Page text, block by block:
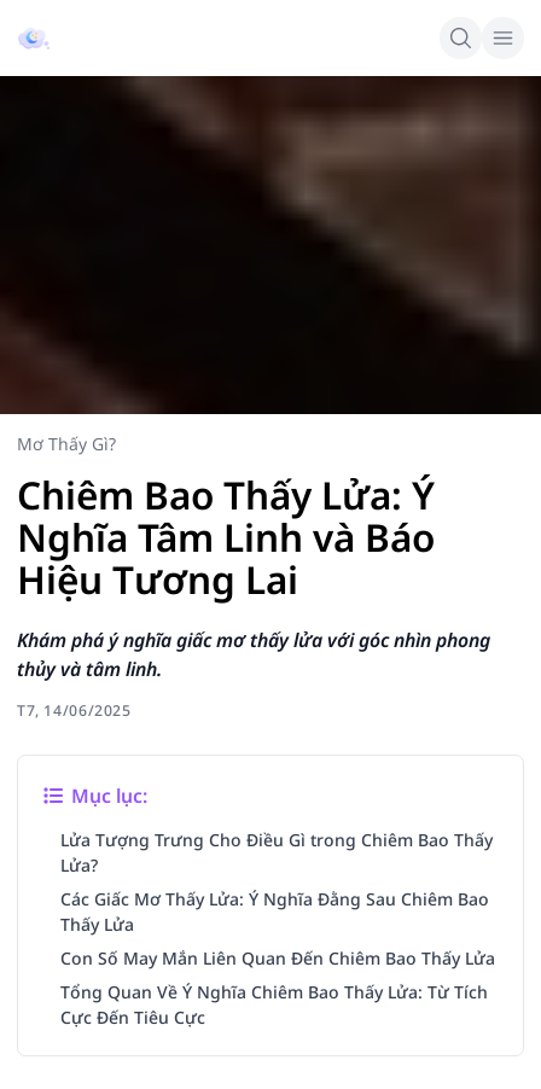
Mơ Thấy Gì?
Chiêm Bao Thấy Lửa: Ý
Nghĩa Tâm Linh và Báo
Hiệu Tương Lai
Khám phá ý nghĩa giấc mơ thấy lửa với góc nhìn phong
thủy và tâm linh.
T7, 14/06/2025
Mục lục:
Lửa Tượng Trưng Cho Điều Gì trong Chiêm Bao Thấy
Lửa?
Các Giấc Mơ Thấy Lửa: Ý Nghĩa Đằng Sau Chiêm Bao
Thấy Lửa
Con Số May Mắn Liên Quan Đến Chiêm Bao Thấy Lửa
Tổng Quan Về Ý Nghĩa Chiêm Bao Thấy Lửa: Từ Tích
Cực Đến Tiêu Cực